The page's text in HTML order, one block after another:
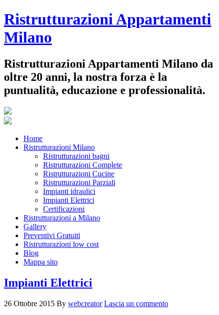
Ristrutturazioni Appartamenti
Milano
Ristrutturazioni Appartamenti Milano da
oltre 20 anni, la nostra forza è la
puntualità, educazione e professionalità.
Home
Ristrutturazioni Milano
Ristrutturazioni bagni
Ristrutturazioni Complete
Ristrutturazioni Cucine
Ristrutturazioni Parziali
Impianti idraulici
Impianti Elettrici
Certificazioni
Ristrutturazioni a Milano
Gallery
Preventivi Gratuiti
Ristrutturazioni low cost
Blog
Mappa sito
Impianti Elettrici
26 Ottobre 2015 By webcreator Lascia un commento